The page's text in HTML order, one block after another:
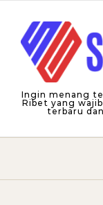
Ingin menang
Ribet yang
terbaru